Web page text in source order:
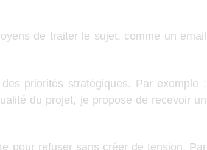
de traiter le sujet, comme un email
priorités stratégiques. Par exemple :
du projet, je propose de recevoir un
pour refuser sans créer de tension. Par